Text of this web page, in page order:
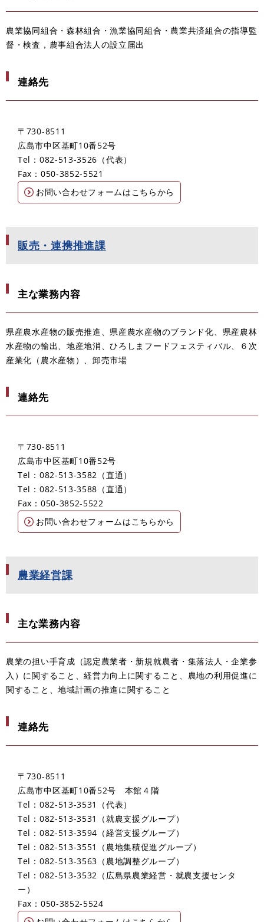
農業協同組合・森林組合・漁業協同組合・農業共済組合の指導監
督・検査，農事組合法人の設立届出
連絡先
〒730-8511
広島市中区基町10番52号
Tel：082-513-3526
代表
Fax：050-3852-5521
お問い合わせフォームはこちらから
販売・連携推進課
主な業務内容
県産農水産物の販売推進、県産農水産物のブランド化、県産農林
水産物の輸出、地産地消、ひろしまフードフェスティバル、６次
産業化（農水産物）、卸売市場
連絡先
〒730-8511
広島市中区基町10番52号
Tel：082-513-3582
直通
Tel：082-513-3588
直通
Fax：050-3852-5522
お問い合わせフォームはこちらから
農業経営課
主な業務内容
農業の担い手育成（認定農業者・新規就農者・集落法人・企業参
入）に関すること、経営力向上に関すること、農地の利用促進に
関すること、地域計画の推進に関すること
連絡先
〒730-8511
広島市中区基町10番52号 本館４階
Tel：082-513-3531
代表
Tel：082-513-3531
就農支援グループ
Tel：082-513-3594
経営支援グループ
Tel：082-513-3551
農地集積促進グループ
Tel：082-513-3563
農地調整グループ
Tel：082-513-3532
広島県農業経営・就農支援センタ
ー
Fax：050-3852-5524